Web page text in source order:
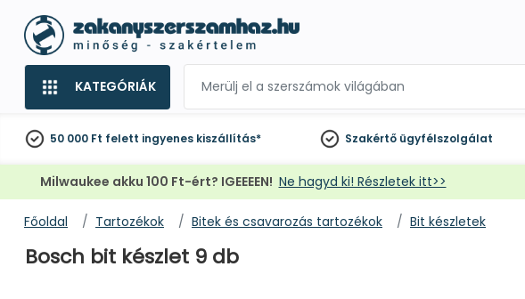
KATEGÓRIÁK
50 000 Ft felett ingyenes kiszállítás* Szakértő ügyfélszolgálat
Milwaukee akku 100 Ft-ért? IGEEEEN! Ne hagyd ki! Részletek itt>>
Főoldal Tartozékok Bitek és csavarozás tartozékok Bit készletek
Bosch bit készlet 9 db